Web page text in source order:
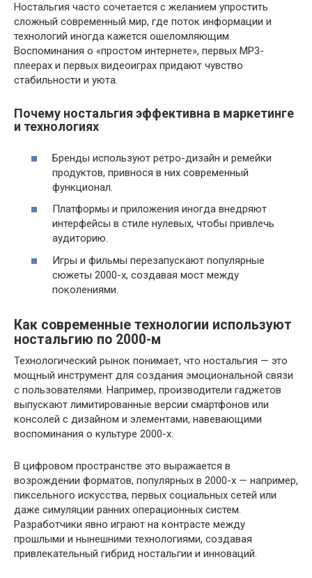
Ностальгия часто сочетается с желанием упростить
сложный современный мир, где поток информации и
технологий иногда кажется ошеломляющим.
Воспоминания о «простом интернете», первых MP3-
плеерах и первых видеоиграх придают чувство
стабильности и уюта.
Почему ностальгия эффективна в маркетинге
и технологиях
Бренды используют ретро-дизайн и ремейки
продуктов, привнося в них современный
функционал.
Платформы и приложения иногда внедряют
интерфейсы в стиле нулевых, чтобы привлечь
аудиторию.
Игры и фильмы перезапускают популярные
сюжеты 2000-х, создавая мост между
поколениями.
Как современные технологии используют
ностальгию по 2000-м
Технологический рынок понимает, что ностальгия — это
мощный инструмент для создания эмоциональной связи
с пользователями. Например, производители гаджетов
выпускают лимитированные версии смартфонов или
консолей с дизайном и элементами, навевающими
воспоминания о культуре 2000-х.
В цифровом пространстве это выражается в
возрождении форматов, популярных в 2000-х — например,
пиксельного искусства, первых социальных сетей или
даже симуляции ранних операционных систем.
Разработчики явно играют на контрасте между
прошлыми и нынешними технологиями, создавая
привлекательный гибрид ностальгии и инноваций.